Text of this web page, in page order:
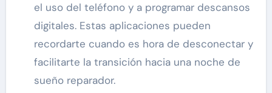
el uso del teléfono y a programar descansos
digitales. Estas aplicaciones pueden
recordarte cuando es hora de desconectar y
facilitarte la transición hacia una noche de
sueño reparador.